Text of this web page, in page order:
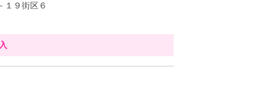
１９街区６